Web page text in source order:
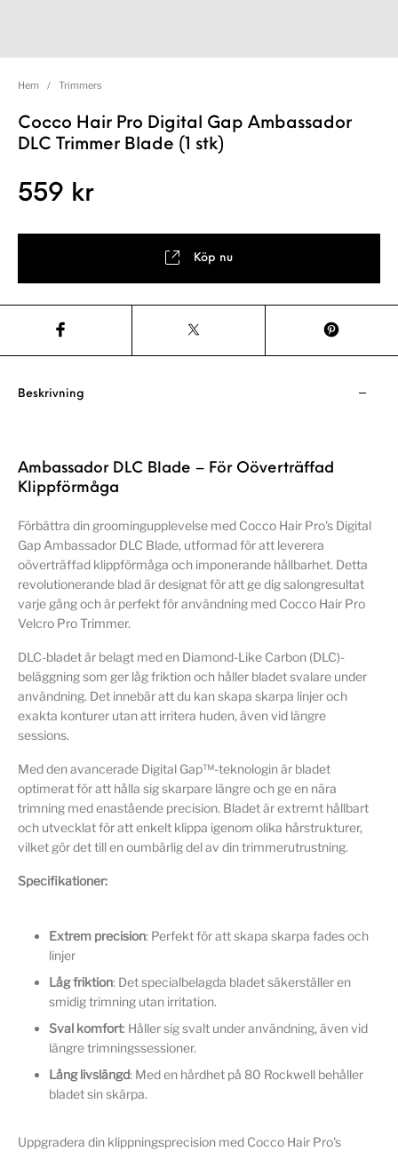
Hem / Trimmers
Cocco Hair Pro Digital Gap Ambassador
DLC Trimmer Blade (1 stk)
559 kr
Köp nu
Beskrivning
Ambassador DLC Blade – För Oöverträffad
Klippförmåga
Förbättra din groomingupplevelse med Cocco Hair Pro's Digital
Gap Ambassador DLC Blade, utformad för att leverera
oöverträffad klippförmåga och imponerande hållbarhet. Detta
revolutionerande blad är designat för att ge dig salongresultat
varje gång och är perfekt för användning med Cocco Hair Pro
Velcro Pro Trimmer.
DLC-bladet är belagt med en Diamond-Like Carbon (DLC)-
beläggning som ger låg friktion och håller bladet svalare under
användning. Det innebär att du kan skapa skarpa linjer och
exakta konturer utan att irritera huden, även vid längre
sessions.
Med den avancerade Digital Gap™-teknologin är bladet
optimerat för att hålla sig skarpare längre och ge en nära
trimning med enastående precision. Bladet är extremt hållbart
och utvecklat för att enkelt klippa igenom olika hårstrukturer,
vilket gör det till en oumbärlig del av din trimmerutrustning.
Specifikationer:
Extrem precision: Perfekt för att skapa skarpa fades och
linjer
Låg friktion: Det specialbelagda bladet säkerställer en
smidig trimning utan irritation.
Sval komfort: Håller sig svalt under användning, även vid
längre trimningssessioner.
Lång livslängd: Med en hårdhet på 80 Rockwell behåller
bladet sin skärpa.
Uppgradera din klippningsprecision med Cocco Hair Pro's